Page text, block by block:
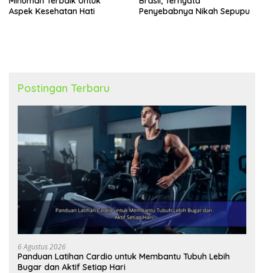
Aspek Kesehatan Hati
Penyebabnya Nikah Sepupu
Postingan Terbaru
6 Agustus 2026
Panduan Latihan Cardio untuk Membantu Tubuh Lebih
Bugar dan Aktif Setiap Hari